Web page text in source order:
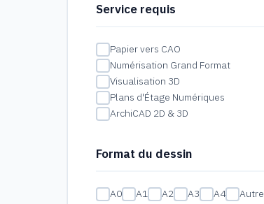
Service requis
Papier vers CAO
Numérisation Grand Format
Visualisation 3D
Plans d'Étage Numériques
ArchiCAD 2D & 3D
Format du dessin
A0 A1 A2 A3 A4 Autre